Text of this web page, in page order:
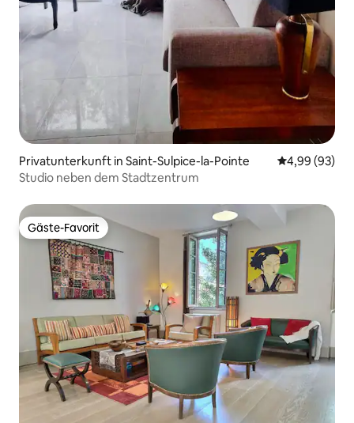
Privatunterkunft in Saint-Sulpice-la-Pointe
4,99 (93)
Studio neben dem Stadtzentrum
Gäste-Favorit
Gäste-Favorit